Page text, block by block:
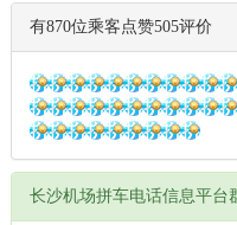
有870位乘客点赞505评价
长沙机场拼车电话信息平台